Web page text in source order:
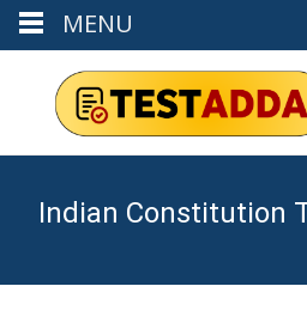
Indian Constitution
MENU